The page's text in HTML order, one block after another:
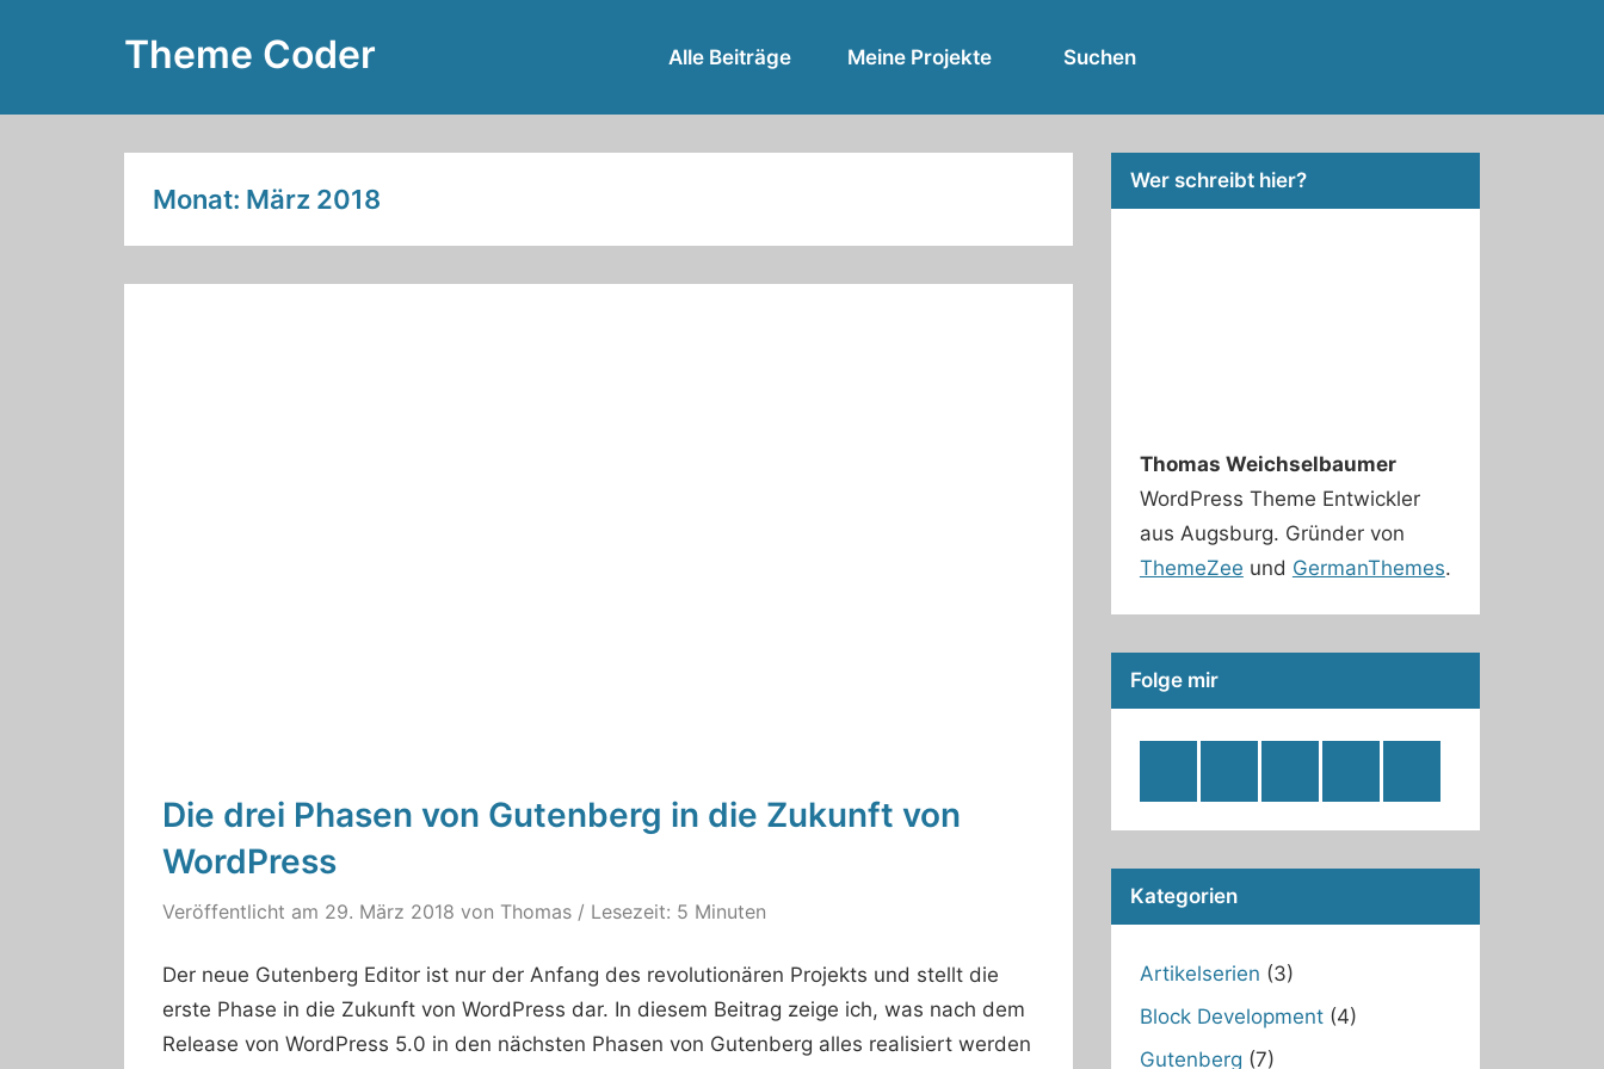
Theme Coder Alle Beiträge Meine Projekte Suchen
Monat: März 2018
Die drei Phasen von Gutenberg in die Zukunft von
WordPress
Veröffentlicht am 29. März 2018 von Thomas / Lesezeit: 5 Minuten
Der neue Gutenberg Editor ist nur der Anfang des revolutionären Projekts und stellt die
erste Phase in die Zukunft von WordPress dar. In diesem Beitrag zeige ich, was nach dem
Release von WordPress 5.0 in den nächsten Phasen von Gutenberg alles realisiert werden
Wer schreibt hier?
Thomas Weichselbaumer
WordPress Theme Entwickler
aus Augsburg. Gründer von
ThemeZee und GermanThemes.
Folge mir
Feed
Kategorien
Artikelserien (3)
Block Development(4)
Gutenberg (7)